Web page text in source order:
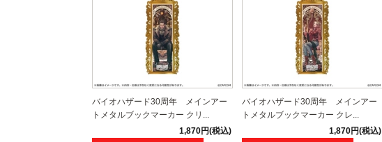
バイオハザード30周年 メインアー
トメタルブックマーカー クリ...
1,870円(税込)
バイオハザード30周年 メインアー
トメタルブックマーカー クレ...
1,870円(税込)